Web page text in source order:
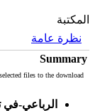
المكتبة
نظرة عامة
Summary
الرباعي-